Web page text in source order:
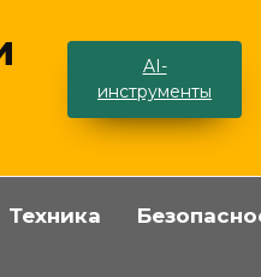
AI-
инструменты
Техника